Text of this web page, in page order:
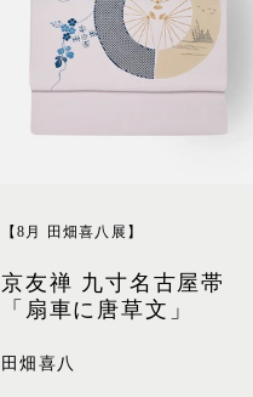
【8月 田畑喜八展】
京友禅 九寸名古屋帯
「扇車に唐草文」
田畑喜八